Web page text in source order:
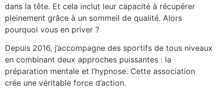
dans la tête. Et cela inclut leur capacité à récupérer
pleinement grâce à un sommeil de qualité. Alors
pourquoi vous en priver ?
Depuis 2016, j’accompagne des sportifs de tous niveaux
en combinant deux approches puissantes : la
préparation mentale et l’hypnose. Cette association
crée une véritable force d’action.